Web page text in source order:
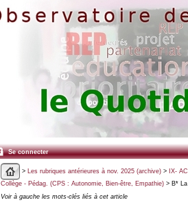
Se connecter
> Les rubriques antérieures à nov. 2025 (archive)> IX-
Collège - Pédag. (CPS : Autonomie, Bien-être, Empathie)> B* La
Voir à gauche les mots-clés liés à cet article